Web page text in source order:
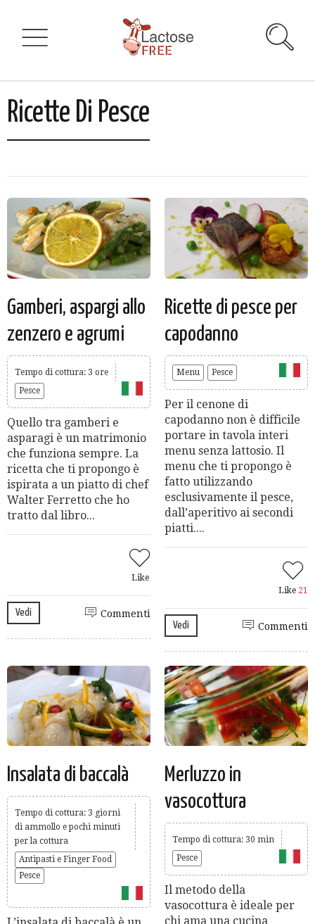
Ricette Di Pesce
Gamberi, aspargi allo
zenzero e agrumi
Tempo di cottura: 3 ore
Pesce
Quello tra gamberi e
asparagi è un matrimonio
che funziona sempre. La
ricetta che ti propongo è
ispirata a un piatto di chef
Walter Ferretto che ho
tratto dal libro...
Like
Vedi Commenti
Ricette di pesce per
capodanno
Menu Pesce
Per il cenone di
capodanno non è difficile
portare in tavola interi
menu senza lattosio. Il
menu che ti propongo è
fatto utilizzando
esclusivamente il pesce,
dall’aperitivo ai secondi
piatti....
Like 21
Vedi Commenti
Insalata di baccalà
Tempo di cottura: 3 giorni
di ammollo e pochi minuti
per la cottura
Antipasti e Finger Food
Pesce
Merluzzo in
vasocottura
Tempo di cottura: 30 min
Pesce
Il metodo della
vasocottura è ideale per
chi ama una cucina